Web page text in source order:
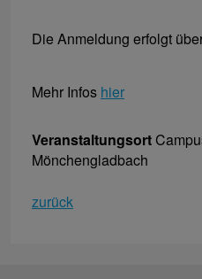
Die Anmeldung erfolgt
Mehr Infos hier
Veranstaltungsort
Mönchengladbach
zurück